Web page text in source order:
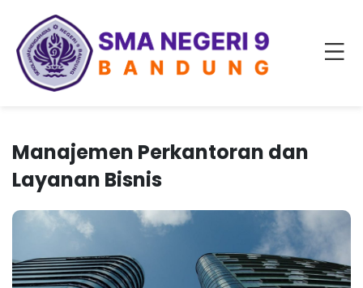
Manajemen Perkantoran dan
Layanan Bisnis